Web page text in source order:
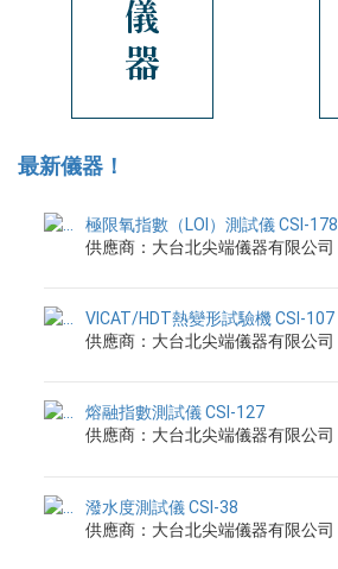
最新儀器！
極限氧指數（LOI）測試儀 CSI-178
供應商：大台北尖端儀器有限公司
VICAT/HDT熱變形試驗機 CSI-107
供應商：大台北尖端儀器有限公司
熔融指數測試儀 CSI-127
供應商：大台北尖端儀器有限公司
潑水度測試儀 CSI-38
供應商：大台北尖端儀器有限公司